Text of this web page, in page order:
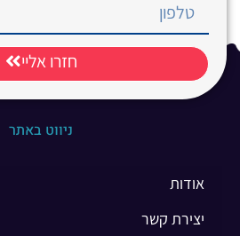
חזרו אליי
ניווט באתר
אודות
יצירת קשר